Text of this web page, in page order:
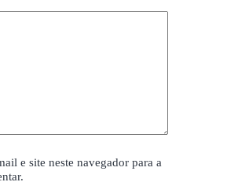
e site neste navegador para a